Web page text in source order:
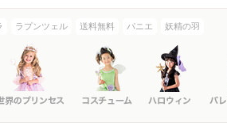
ラプンツェル 送料無料 パニエ 妖精の羽